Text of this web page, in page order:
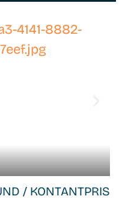
/ KONTANTPRIS